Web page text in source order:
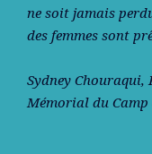
ne soit jamais
des femmes sont
Sydney Chouraqui,
Mémorial du